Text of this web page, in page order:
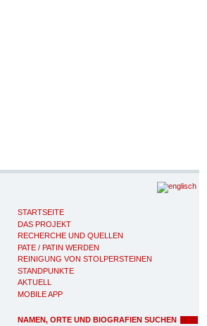
STARTSEITE
DAS PROJEKT
RECHERCHE UND QUELLEN
PATE / PATIN WERDEN
REINIGUNG VON STOLPERSTEINEN
STANDPUNKTE
AKTUELL
MOBILE APP
NAMEN, ORTE UND BIOGRAFIEN SUCHEN